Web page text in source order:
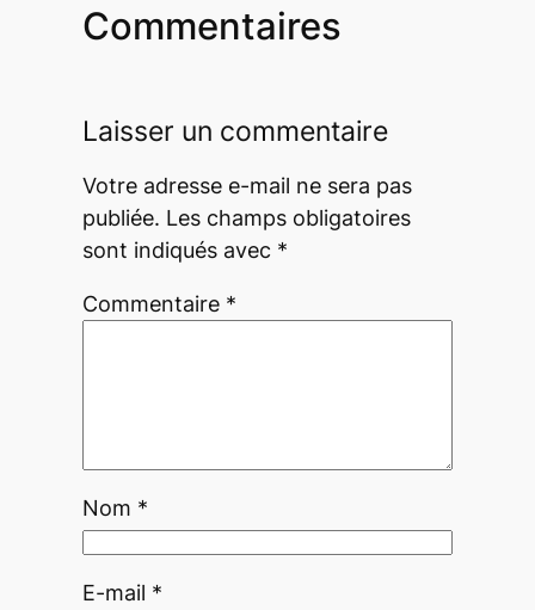
Commentaires
Laisser un commentaire
Votre adresse e-mail ne sera pas
publiée. Les champs obligatoires
sont indiqués avec *
Commentaire *
Nom *
E-mail *